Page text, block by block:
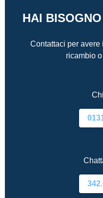
HAI
Contattaci per
ricambio